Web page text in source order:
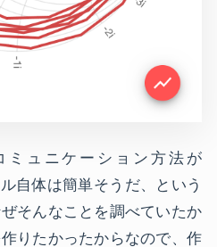
ミュニケーション方法が
自体は簡単そうだ、という
そんなことを調べていたか
りたかったからなので、作